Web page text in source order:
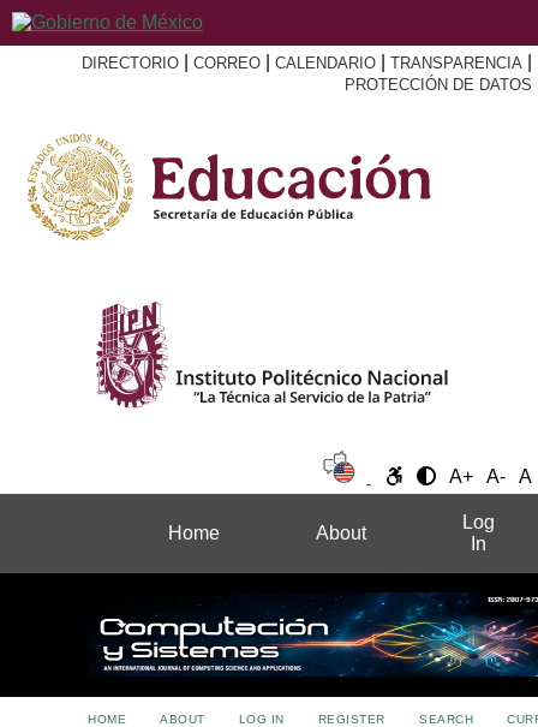
DIRECTORIO CORREO CALENDARIO TRANSPARENCIA
PROTECCIÓN DE DATOS
A+ A- A
Home About
Log
In
HOME ABOUT LOG IN REGISTER SEARCH